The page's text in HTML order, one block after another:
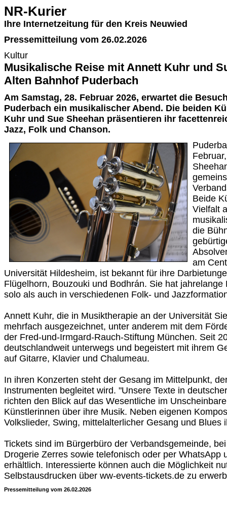
NR-Kurier
Ihre Internetzeitung für den Kreis Neuwied
Pressemitteilung vom 26.02.2026
Kultur
Musikalische Reise mit Annett Kuhr und
Alten Bahnhof Puderbach
Am Samstag, 28. Februar 2026, erwartet die
Puderbach ein musikalischer Abend. Die beiden
Kuhr und Sue Sheehan präsentieren ihr
Jazz, Folk und Chanson.
Beide
Vielfalt
die
am
Universität Hildesheim, ist bekannt für ihre
Flügelhorn, Bouzouki und Bodhrán. Sie hat
solo als auch in verschiedenen Folk- und
Annett Kuhr, die in Musiktherapie an der Universität
mehrfach ausgezeichnet, unter anderem mit dem
der Fred-und-Irmgard-Rauch-Stiftung München. Seit
deutschlandweit unterwegs und begeistert mit ihrem
auf Gitarre, Klavier und Chalumeau.
In ihren Konzerten steht der Gesang im Mittelpunkt,
Instrumenten begleitet wird. "Unsere Texte in
richten den Blick auf das Wesentliche im
Künstlerinnen über ihre Musik. Neben eigenen
Volkslieder, Swing, mittelalterlicher Gesang und Blues
Tickets sind im Bürgerbüro der Verbandsgemeinde,
Drogerie Zerres sowie telefonisch oder per WhatsApp
erhältlich. Interessierte können auch die Möglichkeit
Selbstausdrucken über ww-events-tickets.de zu
Pressemitteilung vom 26.02.2026